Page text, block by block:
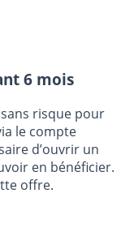
6 mois
risque pour
le compte
d’ouvrir un
offre.